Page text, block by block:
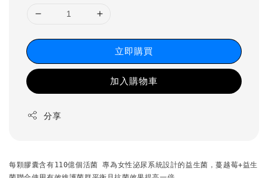
立即購買
加入購物車
分享
每顆膠囊含有110億個活菌 專為女性泌尿系統設計的益生菌，蔓越莓+益生